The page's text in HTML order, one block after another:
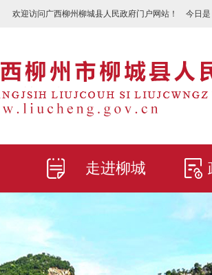
欢迎访问广西柳州柳城县人民政府门户网站！ 今日是
走进柳城